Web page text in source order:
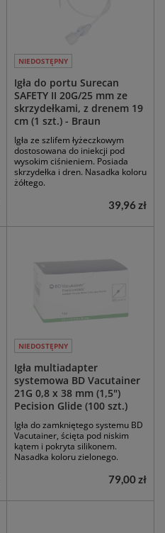
NIEDOSTĘPNY
Igła do portu Surecan
SAFETY II 20G/25 mm ze
skrzydełkami, z drenem 19
cm (1 szt.) - Braun
Igła ze szlifem łyżeczkowym
dostosowana do iniekcji pod
wysokim ciśnieniem. Posiada
skrzydełka i dren. Nasadka koloru
żółtego.
39,96 zł
NIEDOSTĘPNY
Igła multiadapter
systemowa BD Vacutainer
21G 0,8 x 38 mm (1,5")
Pecision Glide (100 szt.)
Igła do zamkniętego systemu BD
Vacutainer, ścięta pod niskim
kątem i pokryta silikonem.
Nasadka koloru zielonego.
79,00 zł